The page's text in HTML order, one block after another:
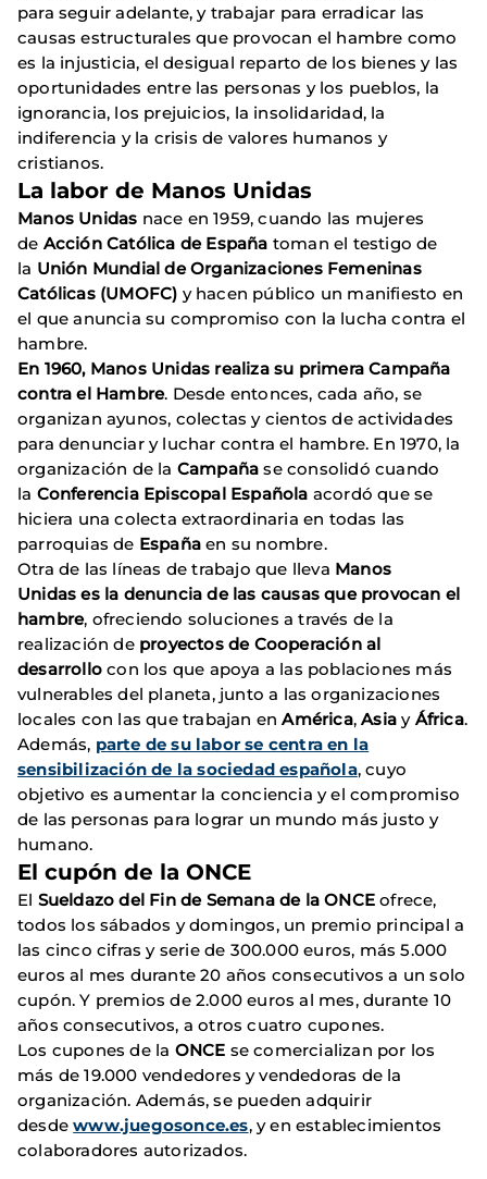
para seguir adelante, y trabajar para erradicar las
causas estructurales que provocan el hambre como
es la injusticia, el desigual reparto de los bienes y las
oportunidades entre las personas y los pueblos, la
ignorancia, los prejuicios, la insolidaridad, la
indiferencia y la crisis de valores humanos y
cristianos.
La labor de Manos Unidas
Manos Unidas nace en 1959, cuando las mujeres
de Acción Católica de España toman el testigo de
la Unión Mundial de Organizaciones Femeninas
Católicas (UMOFC) y hacen público un manifiesto en
el que anuncia su compromiso con la lucha contra el
hambre.
En 1960, Manos Unidas realiza su primera Campaña
contra el Hambre. Desde entonces, cada año, se
organizan ayunos, colectas y cientos de actividades
para denunciar y luchar contra el hambre. En 1970, la
organización de la Campañase consolidó cuando
la Conferencia Episcopal Española acordó que se
hiciera una colecta extraordinaria en todas las
parroquias de Españaen su nombre.
Otra de las líneas de trabajo que lleva Manos
Unidas es la denuncia de las causas que provocan el
hambre, ofreciendo soluciones a través de la
realización de proyectos de Cooperación al
desarrollo con los que apoya a las poblaciones más
vulnerables del planeta, junto a las organizaciones
locales con las que trabajan enAmérica,Asiay África.
Además, parte de su labor se centra en la
sensibilización de la sociedad española, cuyo
objetivo es aumentar la conciencia y el compromiso
de las personas para lograr un mundo más justo y
humano.
El cupón de la ONCE
El Sueldazo del Fin de Semana de la ONCE ofrece,
todos los sábados y domingos, un premio principal a
las cinco cifras y serie de 300.000 euros, más 5.000
euros al mes durante 20 años consecutivos a un solo
cupón. Y premios de 2.000 euros al mes, durante 10
años consecutivos, a otros cuatro cupones.
Los cupones de la ONCE se comercializan por los
más de 19.000 vendedores y vendedoras de la
organización. Además, se pueden adquirir
desdewww.juegosonce.es, y en establecimientos
colaboradores autorizados.